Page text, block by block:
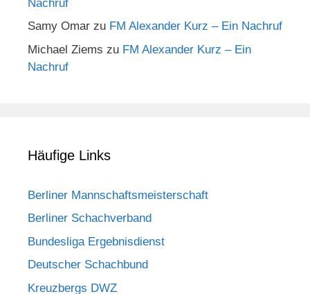
Nachruf
Samy Omar zu FM Alexander Kurz – Ein Nachruf
Michael Ziems zu FM Alexander Kurz – Ein
Nachruf
Häufige Links
Berliner Mannschaftsmeisterschaft
Berliner Schachverband
Bundesliga Ergebnisdienst
Deutscher Schachbund
Kreuzbergs DWZ